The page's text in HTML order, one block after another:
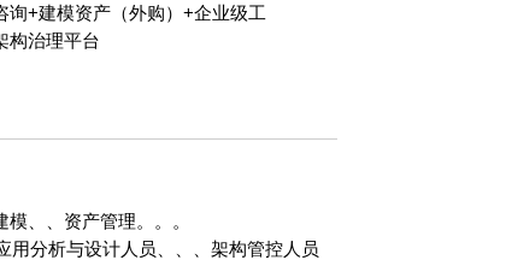
询+建模资产（外购）+企业级工
构治理平台
、、资产管理。。。
应用分析与设计人员、、、架构管控人员